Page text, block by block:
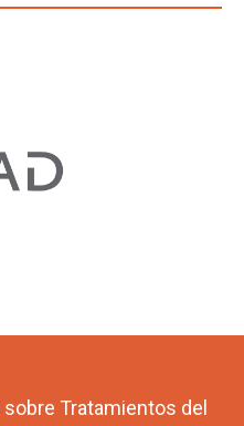
Tratamientos del